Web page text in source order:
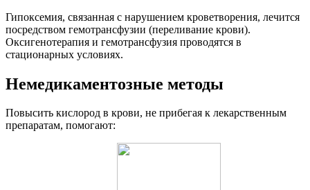
Гипоксемия, связанная с нарушением кроветворения, лечится
посредством гемотрансфузии (переливание крови).
Оксигенотерапия и гемотрансфузия проводятся в
стационарных условиях.
Немедикаментозные методы
Повысить кислород в крови, не прибегая к лекарственным
препаратам, помогают: